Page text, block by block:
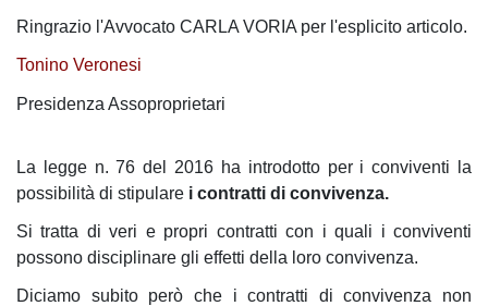
Ringrazio l'Avvocato CARLA VORIA per l'esplicito articolo.
Tonino Veronesi
Presidenza Assoproprietari
La legge n. 76 del 2016 ha introdotto per i conviventi la
possibilità di stipulare i contratti di convivenza.
Si tratta di veri e propri contratti con i quali i conviventi
possono disciplinare gli effetti della loro convivenza.
Diciamo subito però che i contratti di convivenza non